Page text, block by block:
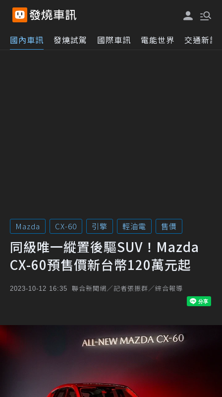
國內車訊 發燒試駕 國際車訊 電能世界 交通新訊
Mazda CX-60 引擎 輕油電 售價
同級唯一縱置後驅SUV！Mazda
CX-60預售價新台幣120萬元起
2023-10-12 16:35 聯合新聞網／記者張振群／綜合報導